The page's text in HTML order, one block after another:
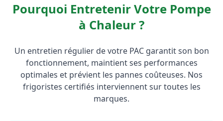
Pourquoi Entretenir Votre Pompe
à Chaleur ?
Un entretien régulier de votre PAC garantit son bon
fonctionnement, maintient ses performances
optimales et prévient les pannes coûteuses. Nos
frigoristes certifiés interviennent sur toutes les
marques.